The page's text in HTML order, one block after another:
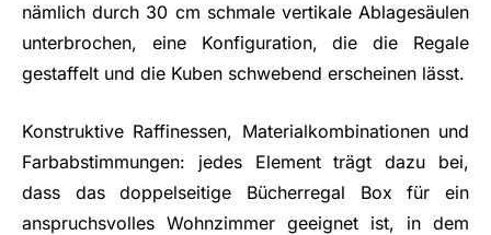
nämlich durch 30 cm schmale vertikale Ablagesäulen
unterbrochen, eine Konfiguration, die die Regale
gestaffelt und die Kuben schwebend erscheinen lässt.
Konstruktive Raffinessen, Materialkombinationen und
Farbabstimmungen: jedes Element trägt dazu bei,
dass das doppelseitige Bücherregal Box für ein
anspruchsvolles Wohnzimmer geeignet ist, in dem